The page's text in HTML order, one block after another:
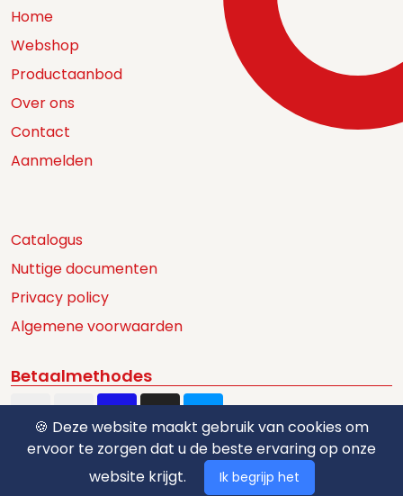
Home
Webshop
Productaanbod
Over ons
Contact
Aanmelden
Catalogus
Nuttige documenten
Privacy policy
Algemene voorwaarden
Betaalmethodes
🍪 Deze website maakt gebruik van cookies om
ervoor te zorgen dat u de beste ervaring op onze
website krijgt.
Ik begrijp het